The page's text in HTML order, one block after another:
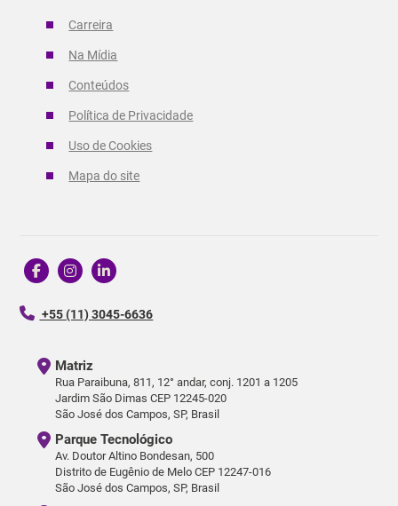
Carreira
Na Mídia
Conteúdos
Política de Privacidade
Uso de Cookies
Mapa do site
+55 (11) 3045-6636
Matriz
Rua Paraibuna, 811, 12° andar, conj. 1201 a 1205
Jardim São Dimas CEP 12245-020
São José dos Campos, SP, Brasil
Parque Tecnológico
Av. Doutor Altino Bondesan, 500
Distrito de Eugênio de Melo CEP 12247-016
São José dos Campos, SP, Brasil